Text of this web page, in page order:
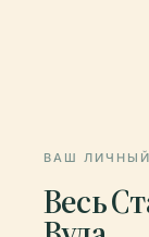
ВАШ ЛИЧНЫЙ
Весь